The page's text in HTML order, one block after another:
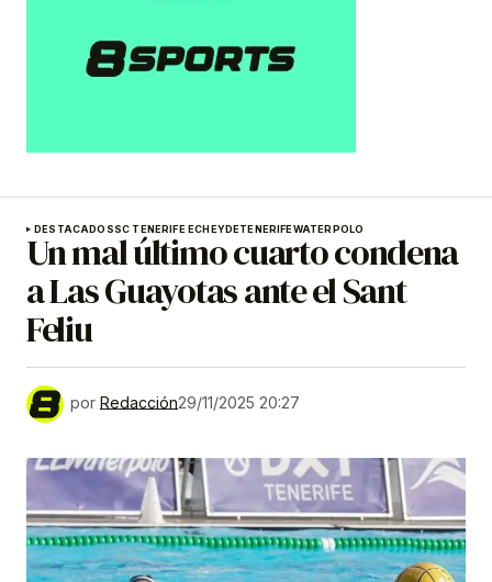
DESTACADOSSC TENERIFE ECHEYDETENERIFEWATERPOLO
Un mal último cuarto condena
a Las Guayotas ante el Sant
Feliu
por Redacción29/11/2025 20:27